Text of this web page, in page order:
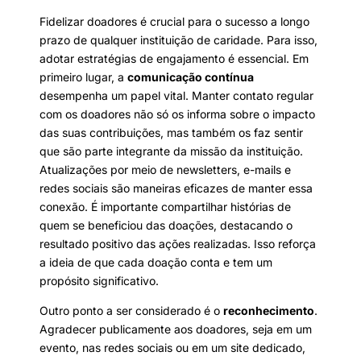
Fidelizar doadores é crucial para o sucesso a longo
prazo de qualquer instituição de caridade. Para isso,
adotar estratégias de engajamento é essencial. Em
primeiro lugar, a comunicação contínua
desempenha um papel vital. Manter contato regular
com os doadores não só os informa sobre o impacto
das suas contribuições, mas também os faz sentir
que são parte integrante da missão da instituição.
Atualizações por meio de newsletters, e-mails e
redes sociais são maneiras eficazes de manter essa
conexão. É importante compartilhar histórias de
quem se beneficiou das doações, destacando o
resultado positivo das ações realizadas. Isso reforça
a ideia de que cada doação conta e tem um
propósito significativo.
Outro ponto a ser considerado é o reconhecimento.
Agradecer publicamente aos doadores, seja em um
evento, nas redes sociais ou em um site dedicado,